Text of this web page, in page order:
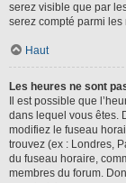
serez visible que par
serez compté parmi
Haut
Les heures ne sont
Il est possible que
dans lequel vous êtes.
modifiez le fuseau
trouvez (ex : Londres,
du fuseau horaire,
membres du forum.